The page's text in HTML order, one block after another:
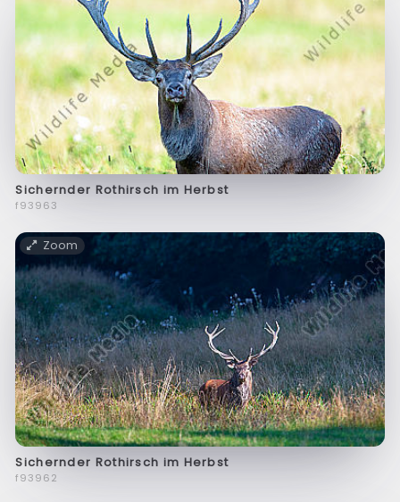
Sichernder Rothirsch im Herbst
f93963
Zoom
Sichernder Rothirsch im Herbst
f93962